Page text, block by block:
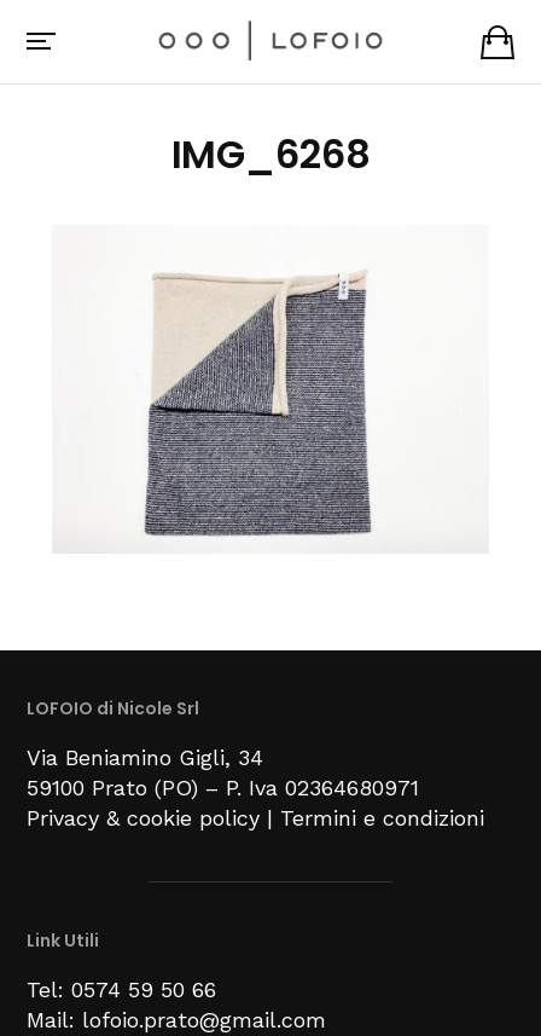
IMG_6268
LOFOIO di Nicole Srl
Via Beniamino Gigli, 34
59100 Prato (PO) – P. Iva 02364680971
Privacy & cookie policy | Termini e condizioni
Link Utili
Tel: 0574 59 50 66
Mail: lofoio.prato@gmail.com